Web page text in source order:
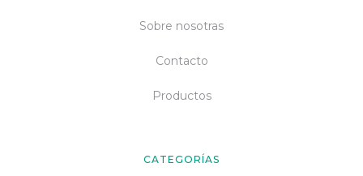
Sobre nosotras
Contacto
Productos
CATEGORÍAS